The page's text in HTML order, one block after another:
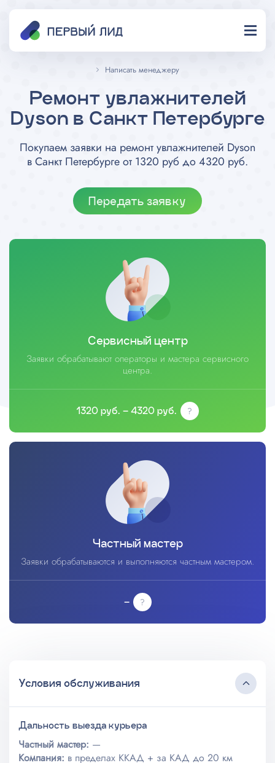
Написать менеджеру
Ремонт увлажнителей
Dyson в Санкт Петербурге
Покупаем заявки на ремонт увлажнителей Dyson
в Санкт Петербурге от 1320 руб до 4320 руб.
Передать заявку
Сервисный центр
Заявки обрабатывают операторы и мастера сервисного
центра.
1320 руб. – 4320 руб.
Частный мастер
Заявки обрабатываются и выполняются частным мастером.
–
Условия обслуживания
Дальность выезда курьера
Частный мастер: —
Компания: в пределах ККАД + за КАД до 20 км